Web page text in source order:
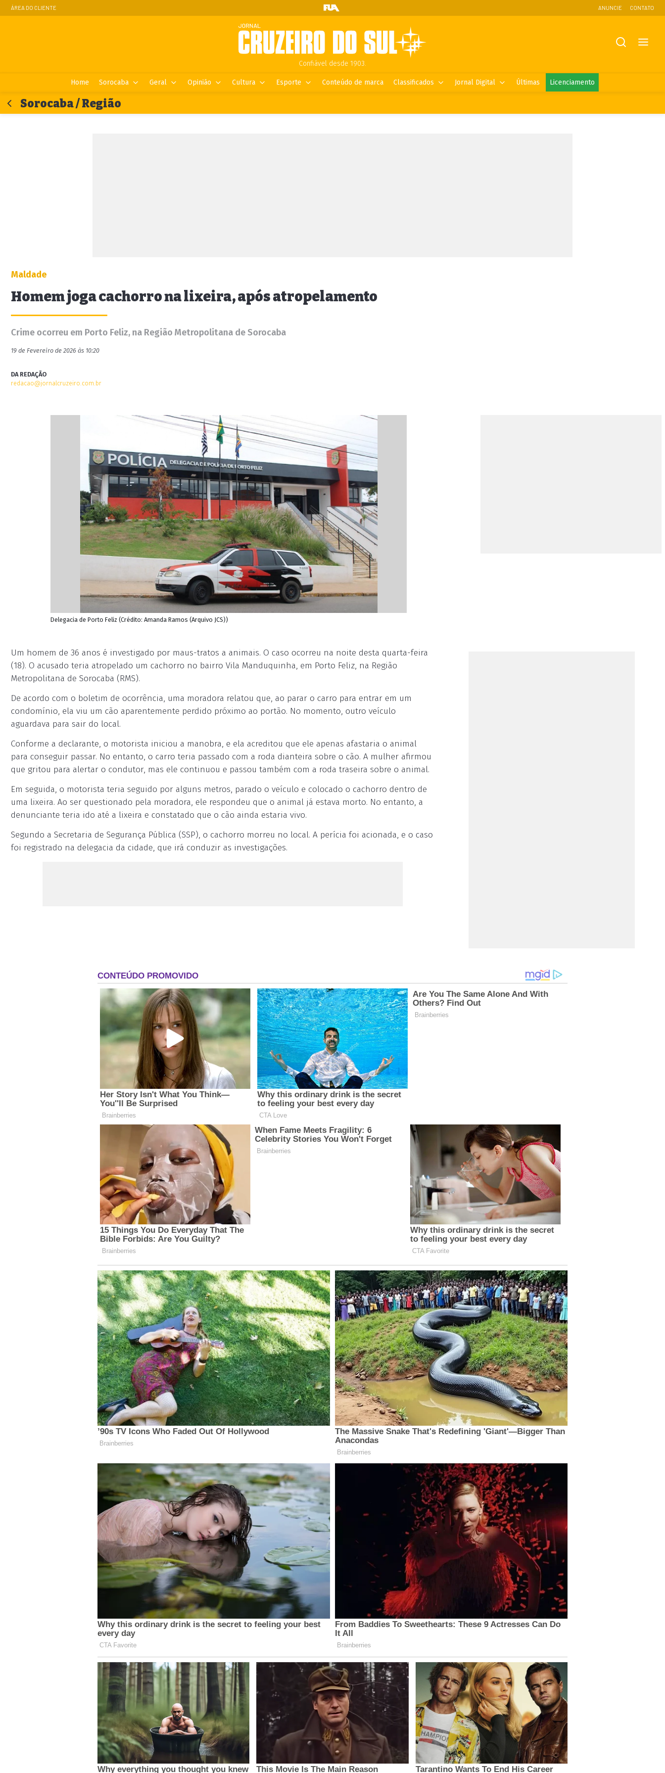
ÁREA DO CLIENTE ANUNCIE CONTATO
Confiável desde 1903.
Home Sorocaba Geral Opinião Cultura Esporte Conteúdo de marca Classificados Jornal Digital Últimas Licenciamento
Sorocaba / Região
Maldade
Homem joga cachorro na lixeira, após atropelamento
Crime ocorreu em Porto Feliz, na Região Metropolitana de Sorocaba
19 de Fevereiro de 2026 às 10:20
DA REDAÇÃO
redacao@jornalcruzeiro.com.br
Delegacia de Porto Feliz (Crédito: Amanda Ramos (Arquivo JCS))
Um homem de 36 anos é investigado por maus-tratos a animais. O caso ocorreu na noite desta quarta-feira
(18). O acusado teria atropelado um cachorro no bairro Vila Manduquinha, em Porto Feliz, na Região
Metropolitana de Sorocaba (RMS).
De acordo com o boletim de ocorrência, uma moradora relatou que, ao parar o carro para entrar em um
condomínio, ela viu um cão aparentemente perdido próximo ao portão. No momento, outro veículo
aguardava para sair do local.
Conforme a declarante, o motorista iniciou a manobra, e ela acreditou que ele apenas afastaria o animal
para conseguir passar. No entanto, o carro teria passado com a roda dianteira sobre o cão. A mulher afirmou
que gritou para alertar o condutor, mas ele continuou e passou também com a roda traseira sobre o animal.
Em seguida, o motorista teria seguido por alguns metros, parado o veículo e colocado o cachorro dentro de
uma lixeira. Ao ser questionado pela moradora, ele respondeu que o animal já estava morto. No entanto, a
denunciante teria ido até a lixeira e constatado que o cão ainda estaria vivo.
Segundo a Secretaria de Segurança Pública (SSP), o cachorro morreu no local. A perícia foi acionada, e o caso
foi registrado na delegacia da cidade, que irá conduzir as investigações.